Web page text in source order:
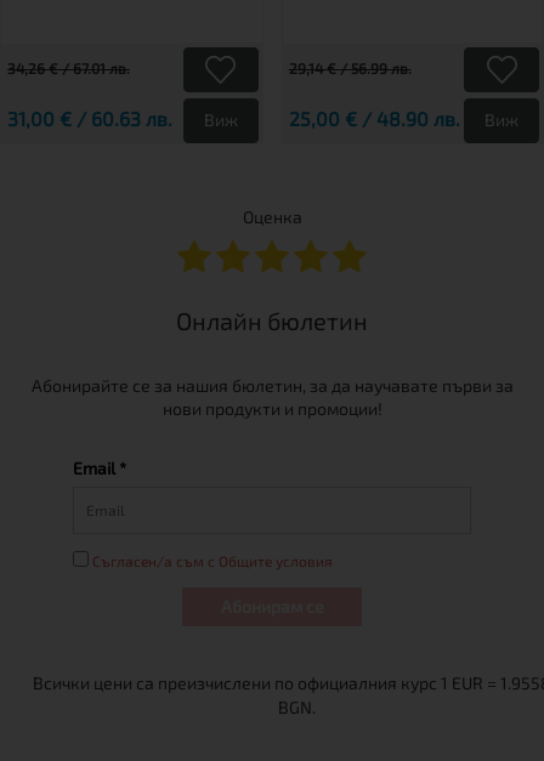
34,26 € / 67.01 лв.
31,00 € / 60.63 лв. Виж
29,14 € / 56.99 лв.
25,00 € / 48.90 лв. Виж
Оценка
Онлайн бюлетин
Абонирайте се за нашия бюлетин, за да научавате първи за
нови продукти и промоции!
Email *
Съгласен/а съм с Общите условия